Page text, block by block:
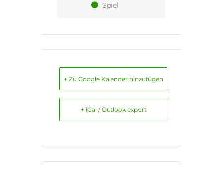
Spiel
+ Zu Google Kalender hinzufügen
+ iCal / Outlook export